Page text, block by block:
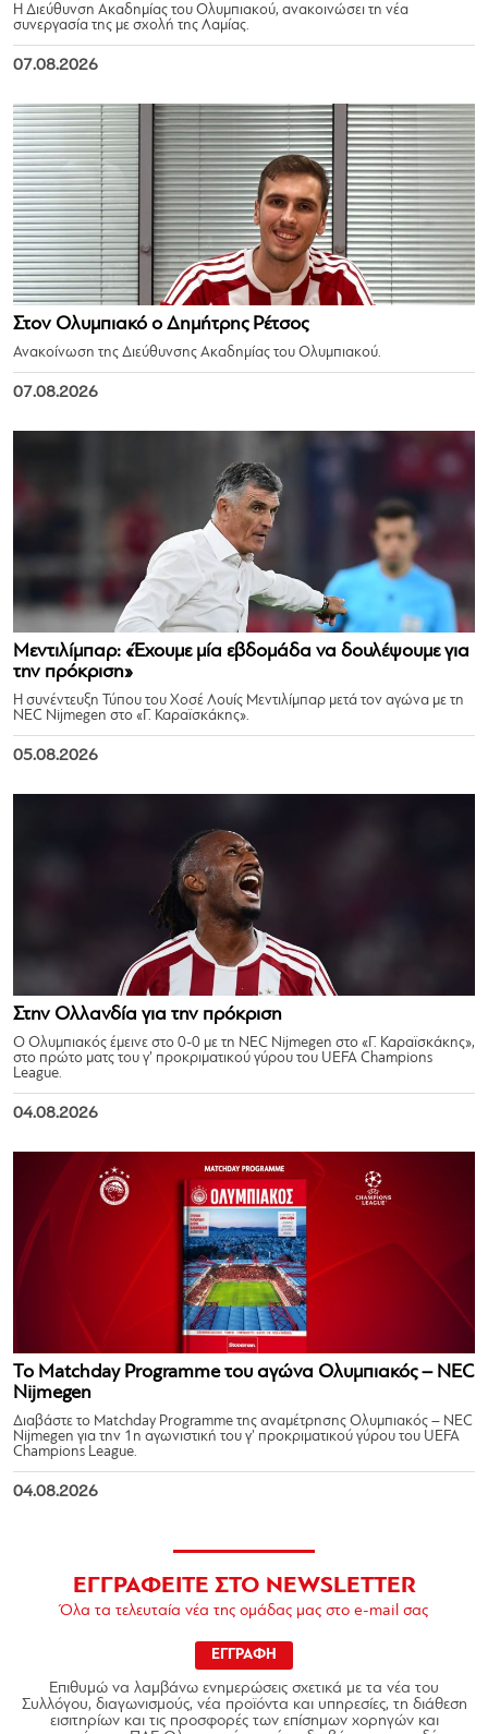
Η Διεύθυνση Ακαδημίας του Ολυμπιακού, ανακοινώσει τη νέα
συνεργασία της με σχολή της Λαμίας.
07.08.2026
Στον Ολυμπιακό ο Δημήτρης Ρέτσος
Ανακοίνωση της Διεύθυνσης Ακαδημίας του Ολυμπιακού.
07.08.2026
Μεντιλίμπαρ: «Έχουμε μία εβδομάδα να δουλέψουμε για
την πρόκριση»
Η συνέντευξη Τύπου του Χοσέ Λουίς Μεντιλίμπαρ μετά τον αγώνα με τη
NEC Nijmegen στο «Γ. Καραϊσκάκης».
05.08.2026
Στην Ολλανδία για την πρόκριση
Ο Ολυμπιακός έμεινε στο 0-0 με τη NEC Nijmegen στο «Γ. Καραϊσκάκης»,
στο πρώτο ματς του γ’ προκριματικού γύρου του UEFA Champions
League.
04.08.2026
Το Matchday Programme του αγώνα Ολυμπιακός – NEC
Nijmegen
Διαβάστε το Matchday Programme της αναμέτρησης Ολυμπιακός – NEC
Nijmegen για την 1η αγωνιστική του γ’ προκριματικού γύρου του UEFA
Champions League.
04.08.2026
ΕΓΓΡΑΦΕΙΤΕ ΣΤΟ NEWSLETTER
Όλα τα τελευταία νέα της ομάδας μας στο e-mail σας
ΕΓΓΡΑΦΗ
Επιθυμώ να λαμβάνω ενημερώσεις σχετικά με τα νέα του
Συλλόγου, διαγωνισμούς, νέα προϊόντα και υπηρεσίες, τη διάθεση
εισιτηρίων και τις προσφορές των επίσημων χορηγών και